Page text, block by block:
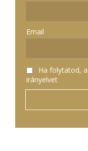
Email
Ha folytatod,
irányelvet